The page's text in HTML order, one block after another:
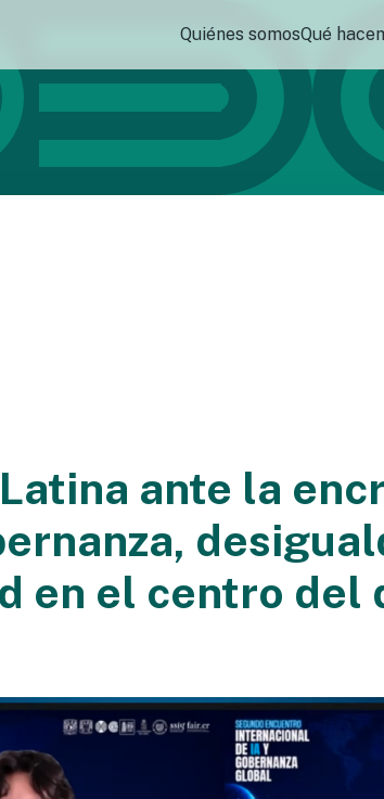
Quiénes somosQué
ante la
en el centro del